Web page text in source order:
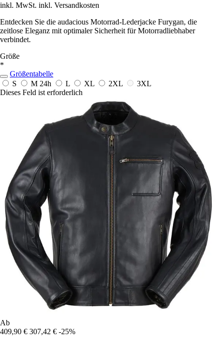
inkl. MwSt. inkl. Versandkosten
Entdecken Sie die audacious Motorrad-Lederjacke Furygan, die
zeitlose Eleganz mit optimaler Sicherheit für Motorradliebhaber
verbindet.
Größe
*
Größentabelle
S
M 24h L XL 2XL
3XL
Dieses Feld ist erforderlich
Ab
409,90 € 307,42 € -25%